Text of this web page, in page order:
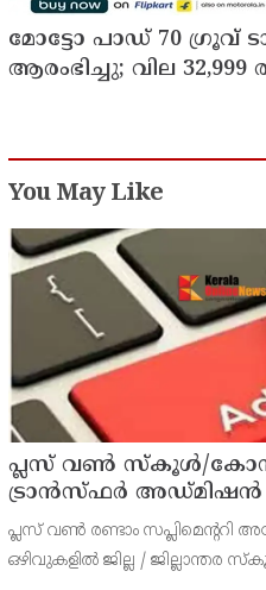
മോട്ടോ പാഡ് 70 ഗ്രൂവ്
ആരംഭിച്ചു; വില
You May Like
പ്ലസ് വൺ സ്‌കൂൾ/
ട്രാൻസ്ഫർ അഡ്മിഷൻ
തീയതികളിൽ
പ്ലസ് വൺ രണ്ടാം സപ്ലിമെന്ററി
ഒഴിവുകളിൽ ജില്ല / ജില്ലാന്തര